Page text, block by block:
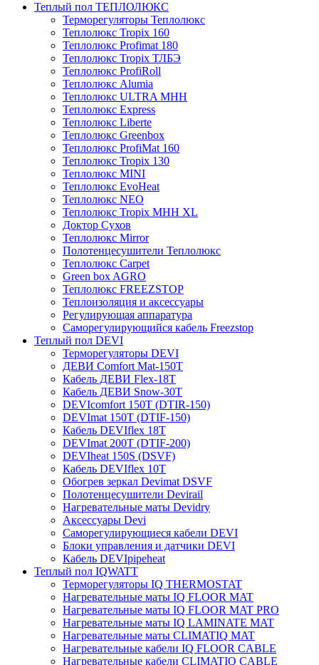
Теплый пол ТЕПЛОЛЮКС
Терморегуляторы Теплолюкс
Теплолюкс Tropix 160
Теплолюкс Profimat 180
Теплолюкс Tropix ТЛБЭ
Теплолюкс ProfiRoll
Теплолюкс Alumia
Теплолюкс ULTRA МНН
Теплолюкс Express
Теплолюкс Liberte
Теплолюкс Greenbox
Теплолюкс ProfiMat 160
Теплолюкс Tropix 130
Теплолюкс MINI
Теплолюкс EvoHeat
Теплолюкс NEO
Теплолюкс Tropix МНН XL
Доктор Сухов
Теплолюкс Mirror
Полотенцесушители Теплолюкс
Теплолюкс Carpet
Green box AGRO
Теплолюкс FREEZSTOP
Теплоизоляция и аксессуары
Регулирующая аппаратура
Cаморегулирующийся кабель Freezstop
Теплый пол DEVI
Терморегуляторы DEVI
ДЕВИ Comfort Mat-150T
Кабель ДЕВИ Flex-18T
Кабель ДЕВИ Snow-30T
DEVIcomfort 150T (DTIR-150)
DEVImat 150T (DTIF-150)
Кабель DEVIflex 18T
DEVImat 200T (DTIF-200)
DEVIheat 150S (DSVF)
Кабель DEVIflex 10T
Обогрев зеркал Devimat DSVF
Полотенцесушители Devirail
Нагревательные маты Devidry
Аксессуары Devi
Саморегулирующиеся кабели DEVI
Блоки управления и датчики DEVI
Кабель DEVIpipeheat
Теплый пол IQWATT
Терморегуляторы IQ THERMOSTAT
Нагревательные маты IQ FLOOR MAT
Нагревательные маты IQ FLOOR MAT PRO
Нагревательные маты IQ LAMINATE MAT
Нагревательные маты CLIMATIQ MAT
Нагревательные кабели IQ FLOOR CABLE
Нагревательные кабели CLIMATIQ CABLE